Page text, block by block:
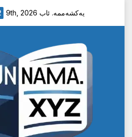
یەکشەممە. ئاب 9th, 2026